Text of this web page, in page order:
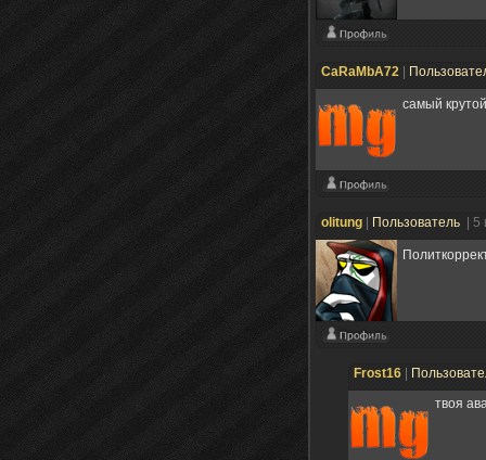
CaRaMbA72
самый
olitung Пользователь |
Frost16
твоя